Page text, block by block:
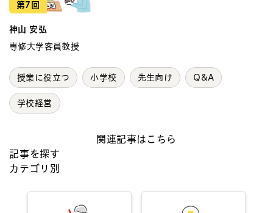
第7回
神山 安弘
専修大学客員教授
授業に役立つ 小学校 先生向け Q&A
学校経営
関連記事はこちら
記事を探す
カテゴリ別